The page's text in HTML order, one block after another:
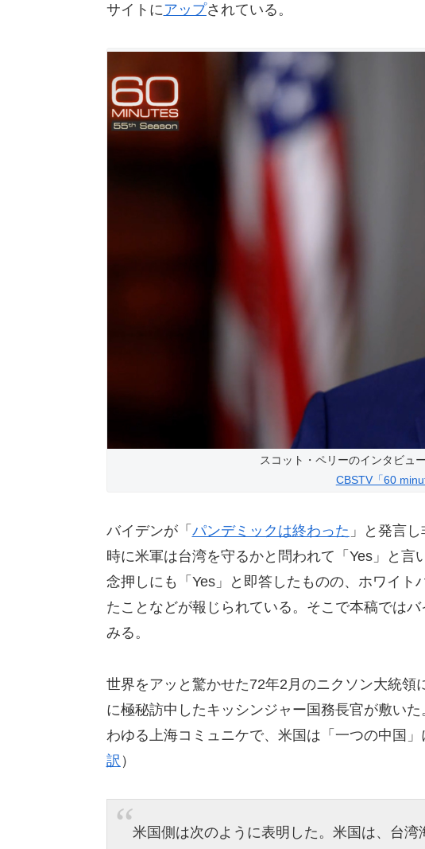
サイトにアップされている。
スコット・ペリーのインタビュ
CBSTV「60
バイデンが「 パンデミックは終わった 」と発言
時に米軍は台湾を守るかと問われて「Yes」と言い
念押しにも「Yes」と即答したものの、ホワイト
たことなどが報じられている。そこで本稿では
みる。
世界をアッと驚かせた72年2月のニクソン大統領
に極秘訪中したキッシンジャー国務長官が敷い
わゆる上海コミュニケで、米国は「一つの中国
訳 ）
米国側は次のように表明した。米国は、台